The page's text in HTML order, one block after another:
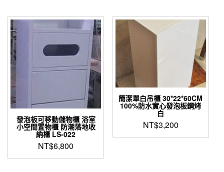
格：
NT$25,000。
格：
NT$17,900。
發泡板可移動儲物櫃 浴室
小空間置物櫃 防潮落地收
納櫃 LS-022
NT$6,800
簡潔單白吊櫃 30*22*60CM
100%防水實心發泡板鋼烤
白
NT$3,200